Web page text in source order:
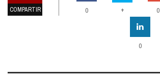
COMPARTIR 0 + 0
0